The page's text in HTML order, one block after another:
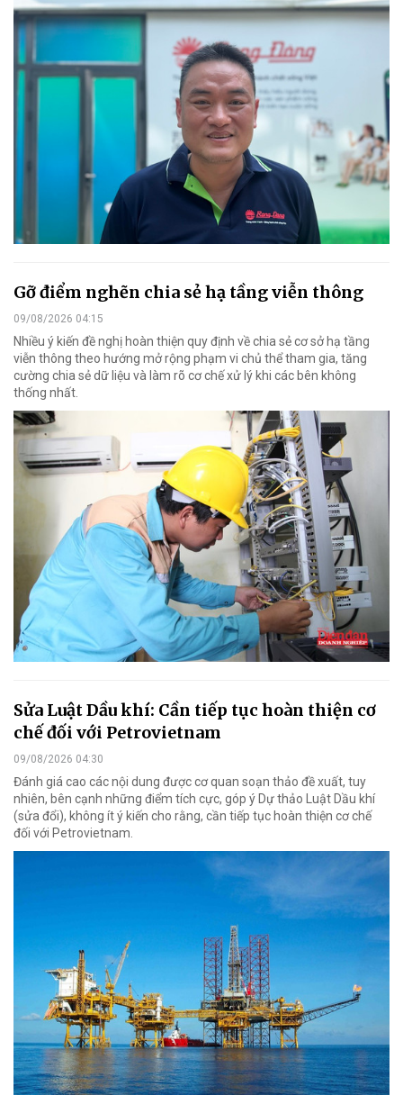
Gỡ điểm nghẽn chia sẻ hạ tầng viễn thông
09/08/2026 04:15
Nhiều ý kiến đề nghị hoàn thiện quy định về chia sẻ cơ sở hạ tầng
viễn thông theo hướng mở rộng phạm vi chủ thể tham gia, tăng
cường chia sẻ dữ liệu và làm rõ cơ chế xử lý khi các bên không
thống nhất.
Sửa Luật Dầu khí: Cần tiếp tục hoàn thiện cơ
chế đối với Petrovietnam
09/08/2026 04:30
Đánh giá cao các nội dung được cơ quan soạn thảo đề xuất, tuy
nhiên, bên cạnh những điểm tích cực, góp ý Dự thảo Luật Dầu khí
(sửa đổi), không ít ý kiến cho rằng, cần tiếp tục hoàn thiện cơ chế
đối với Petrovietnam.